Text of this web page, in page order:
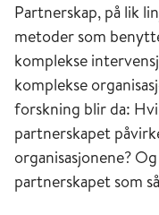
Partnerskap, på lik
metoder som
komplekse
komplekse
forskning blir da:
partnerskapet
organisasjonene?
partnerskapet som